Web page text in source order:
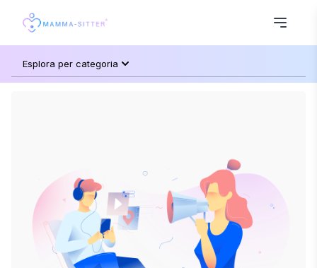
Esplora per categoria